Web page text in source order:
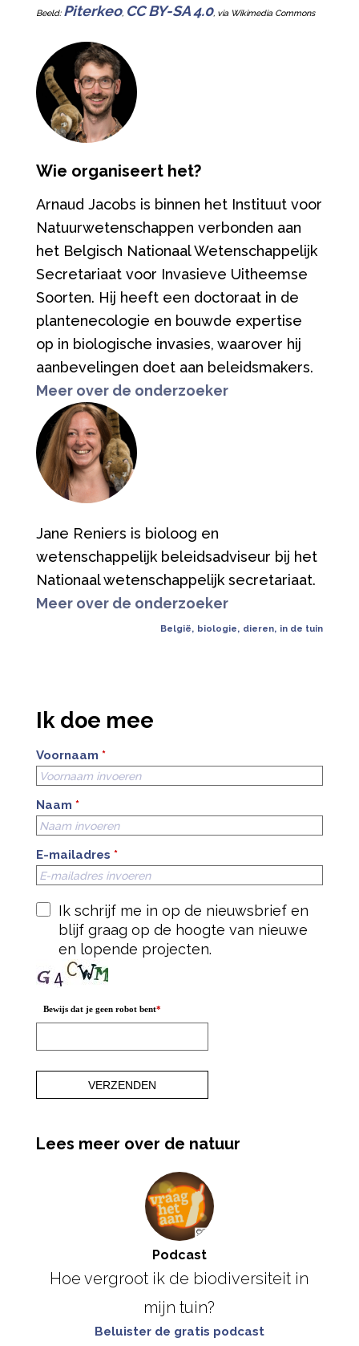
Beeld: Piterkeo, CC BY-SA 4.0, via Wikimedia Commons
Wie organiseert het?
Arnaud Jacobs is binnen het Instituut voor
Natuurwetenschappen verbonden aan
het Belgisch Nationaal Wetenschappelijk
Secretariaat voor Invasieve Uitheemse
Soorten. Hij heeft een doctoraat in de
plantenecologie en bouwde expertise
op in biologische invasies, waarover hij
aanbevelingen doet aan beleidsmakers.
Meer over de onderzoeker
Jane Reniers is bioloog en
wetenschappelijk beleidsadviseur bij het
Nationaal wetenschappelijk secretariaat.
Meer over de onderzoeker
België, biologie, dieren, in de tuin
Ik doe mee
Voornaam *
Naam *
E-mailadres *
Ik schrijf me in op de nieuwsbrief en
blijf graag op de hoogte van nieuwe
en lopende projecten.
Bewijs dat je geen robot bent*
Lees meer over de natuur
Podcast
Hoe vergroot ik de biodiversiteit in
mijn tuin?
Beluister de gratis podcast